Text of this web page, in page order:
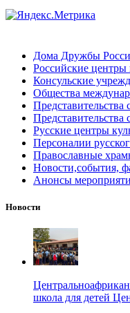
Дома Дружбы
Российские центры
Консульские
Общества
Русские центры
Персоналии
Православные
Новости,события,
Анонсы
Новости
школа для детей